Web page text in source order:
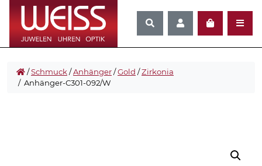
/Schmuck/Anhänger/Gold /Zirkonia
/ Anhänger-C301-092/W